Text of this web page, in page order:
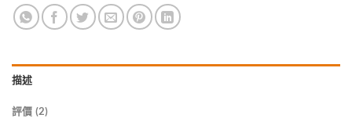
描述
評價 (2)